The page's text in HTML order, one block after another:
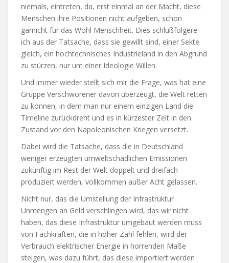
niemals, eintreten, da, erst einmal an der Macht, diese
Menschen ihre Positionen nicht aufgeben, schon
garnicht für das Wohl Menschheit. Dies schlußfolgere
ich aus der Tatsache, dass sie gewillt sind, einer Sekte
gleich, ein hochtechnisches Industrieland in den Abgrund
zu stürzen, nur um einer Ideologie Willen.
Und immer wieder stellt sich mir die Frage, was hat eine
Gruppe Verschworener davon überzeugt, die Welt retten
zu können, in dem man nur einem einzigen Land die
Timeline zurückdreht und es in kürzester Zeit in den
Zustand vor den Napoleonischen Kriegen versetzt.
Dabei wird die Tatsache, dass die in Deutschland
weniger erzeugten umweltschädlichen Emissionen
zukünftig im Rest der Welt doppelt und dreifach
produziert werden, vollkommen außer Acht gelassen.
Nicht nur, das die Umstellung der Infrastruktur
Unmengen an Geld verschlingen wird, das wir nicht
haben, das diese Infrastruktur umgebaut werden muss
von Fachkräften, die in hoher Zahl fehlen, wird der
Verbrauch elektrischer Energie in horrenden Maße
steigen, was dazu führt, das diese importiert werden